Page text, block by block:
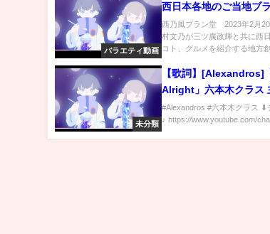
バラエティ動画
西日本各地のご当地ブ
20日
西乃風ブラン堂 2023年2月20
村文乃が三ツ廣政輝と共に西
コト、グルメを紹介する地方
未分類
【歌詞】[Alexandros]
Alright」六本木クラス
double
#Alexandros #六本木クラス ⬇︎
♪ https://www.youtube.com/